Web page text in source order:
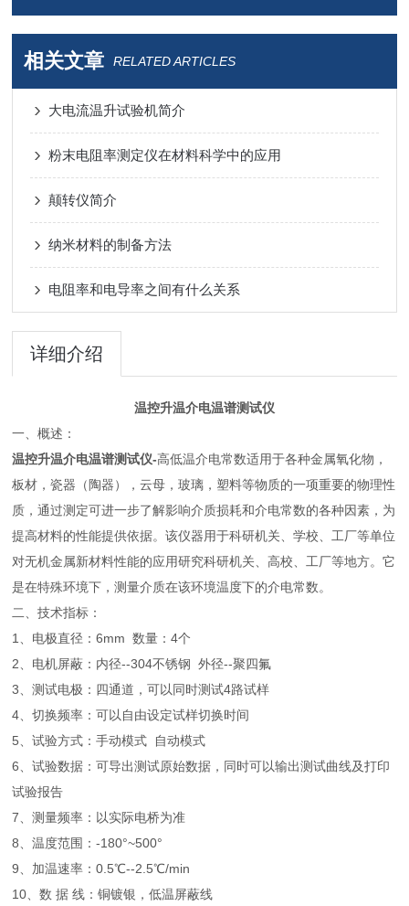
相关文章 RELATED ARTICLES
大电流温升试验机简介
粉末电阻率测定仪在材料科学中的应用
颠转仪简介
纳米材料的制备方法
电阻率和电导率之间有什么关系
详细介绍
温控升温介电温谱测试仪
一、概述：
温控升温介电温谱测试仪-高低温介电常数适用于各种金属氧化物，
板材，瓷器（陶器），云母，玻璃，塑料等物质的一项重要的物理性
质，通过测定可进一步了解影响介质损耗和介电常数的各种因素，为
提高材料的性能提供依据。该仪器用于科研机关、学校、工厂等单位
对无机金属新材料性能的应用研究科研机关、高校、工厂等地方。它
是在特殊环境下，测量介质在该环境温度下的介电常数。
二、技术指标：
1、电极直径：6mm 数量：4个
2、电机屏蔽：内径--304不锈钢 外径--聚四氟
3、测试电极：四通道，可以同时测试4路试样
4、切换频率：可以自由设定试样切换时间
5、试验方式：手动模式 自动模式
6、试验数据：可导出测试原始数据，同时可以输出测试曲线及打印
试验报告
7、测量频率：以实际电桥为准
8、温度范围：-180°~500°
9、加温速率：0.5℃--2.5℃/min
10、数 据 线：铜镀银，低温屏蔽线